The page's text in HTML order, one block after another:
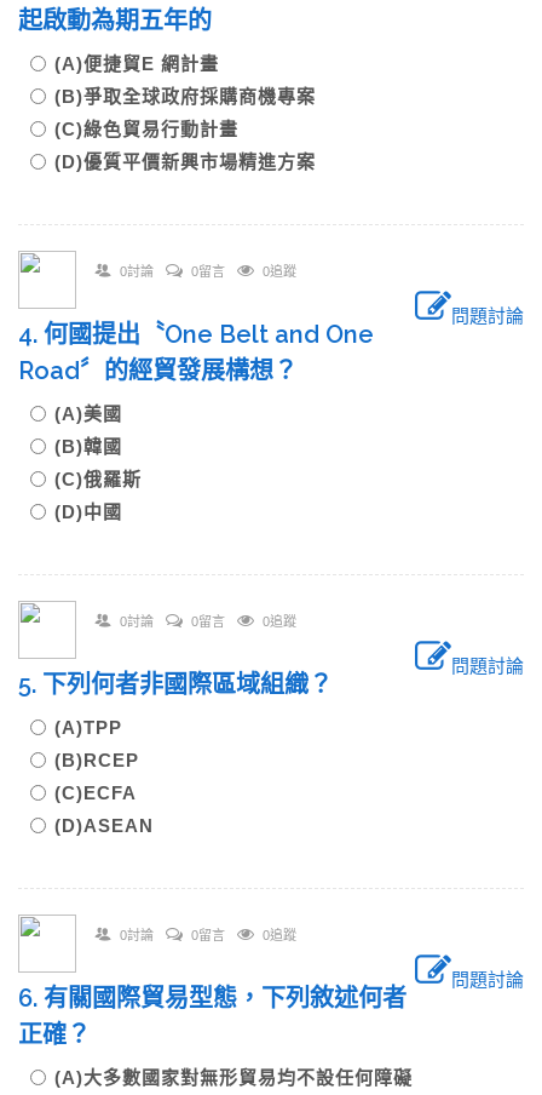
起啟動為期五年的
(A)便捷貿E 網計畫
(B)爭取全球政府採購商機專案
(C)綠色貿易行動計畫
(D)優質平價新興市場精進方案
0討論 0留言 0追蹤
問題討論
4. 何國提出〝One Belt and One
Road〞的經貿發展構想？
(A)美國
(B)韓國
(C)俄羅斯
(D)中國
0討論 0留言 0追蹤
問題討論
5. 下列何者非國際區域組織？
(A)TPP
(B)RCEP
(C)ECFA
(D)ASEAN
0討論 0留言 0追蹤
問題討論
6. 有關國際貿易型態，下列敘述何者
正確？
(A)大多數國家對無形貿易均不設任何障礙